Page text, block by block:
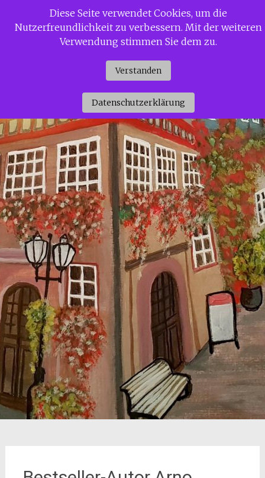
InhaltSiggi Gerdaus Welt
Diese Seite verwendet Cookies, um die
Nutzerfreundlichkeit zu verbessern. Mit der weiteren
Verwendung stimmen Sie dem zu.
Verstanden
Datenschutzerklärung